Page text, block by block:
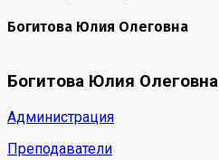
Богитова Юлия Олеговна
Богитова Юлия Олеговна
Администрация
Преподаватели